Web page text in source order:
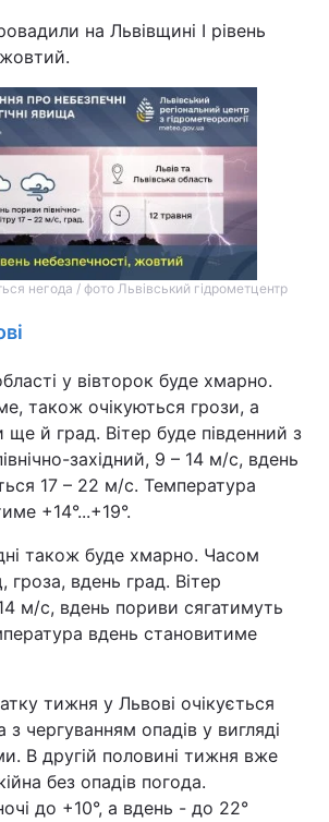
на Львівщині І рівень
жовтий.
негода / фото Львівський гідрометцентр
у вівторок буде хмарно.
також очікуються грози, а
ще й град. Вітер буде південний з
західний, 9 – 14 м/с, вдень
17 – 22 м/с. Температура
+14°...+19°.
також буде хмарно. Часом
гроза, вдень град. Вітер
м/с, вдень пориви сягатимуть
вдень становитиме
тижня у Львові очікується
з чергуванням опадів у вигляді
В другій половині тижня вже
без опадів погода.
до +10°, а вдень - до 22°